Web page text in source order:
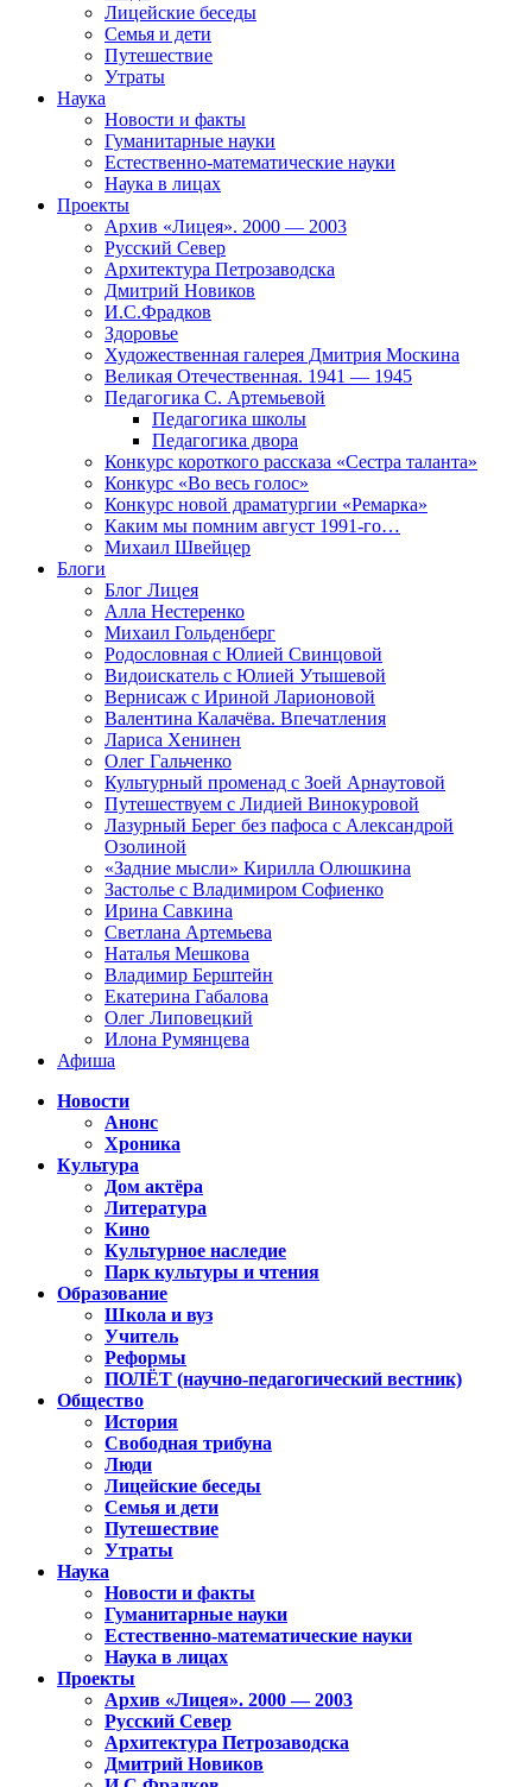
Лицейские беседы
Семья и дети
Путешествие
Утраты
Наука
Новости и факты
Гуманитарные науки
Естественно-математические науки
Наука в лицах
Проекты
Архив «Лицея». 2000 — 2003
Русский Север
Архитектура Петрозаводска
Дмитрий Новиков
И.С.Фрадков
Здоровье
Художественная галерея Дмитрия Москина
Великая Отечественная. 1941 — 1945
Педагогика С. Артемьевой
Педагогика школы
Педагогика двора
Конкурс короткого рассказа «Сестра таланта»
Конкурс «Во весь голос»
Конкурс новой драматургии «Ремарка»
Каким мы помним август 1991-го…
Михаил Швейцер
Блоги
Блог Лицея
Алла Нестеренко
Михаил Гольденберг
Родословная с Юлией Свинцовой
Видоискатель с Юлией Утышевой
Вернисаж с Ириной Ларионовой
Валентина Калачёва. Впечатления
Лариса Хенинен
Олег Гальченко
Культурный променад с Зоей Арнаутовой
Путешествуем с Лидией Винокуровой
Лазурный Берег без пафоса с Александрой
Озолиной
«Задние мысли» Кирилла Олюшкина
Застолье с Владимиром Софиенко
Ирина Савкина
Светлана Артемьева
Наталья Мешкова
Владимир Берштейн
Екатерина Габалова
Олег Липовецкий
Илона Румянцева
Афиша
Новости
Анонс
Хроника
Культура
Дом актёра
Литература
Кино
Культурное наследие
Парк культуры и чтения
Образование
Школа и вуз
Учитель
Реформы
ПОЛЁТ (научно-педагогический вестник)
Общество
История
Свободная трибуна
Люди
Лицейские беседы
Семья и дети
Путешествие
Утраты
Наука
Новости и факты
Гуманитарные науки
Естественно-математические науки
Наука в лицах
Проекты
Архив «Лицея». 2000 — 2003
Русский Север
Архитектура Петрозаводска
Дмитрий Новиков